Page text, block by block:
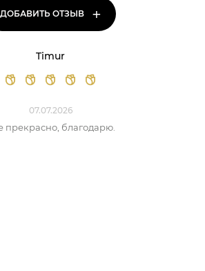
ДОБАВИТЬ ОТЗЫВ +
Timur
07.07.2026
прекрасно, благодарю.